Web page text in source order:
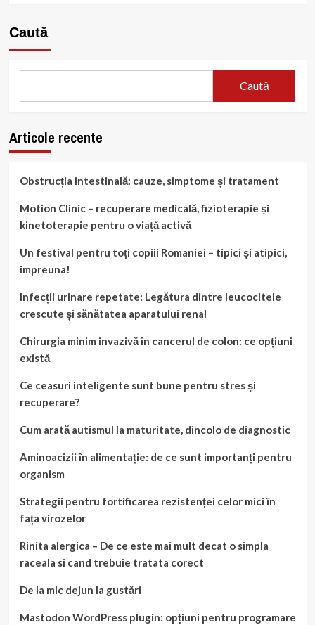
Caută
Caută
Articole recente
Obstrucția intestinală: cauze, simptome și tratament
Motion Clinic – recuperare medicală, fizioterapie și
kinetoterapie pentru o viață activă
Un festival pentru toți copiii Romaniei – tipici și atipici,
impreuna!
Infecții urinare repetate: Legătura dintre leucocitele
crescute și sănătatea aparatului renal
Chirurgia minim invazivă în cancerul de colon: ce opțiuni
există
Ce ceasuri inteligente sunt bune pentru stres și
recuperare?
Cum arată autismul la maturitate, dincolo de diagnostic
Aminoacizii în alimentație: de ce sunt importanți pentru
organism
Strategii pentru fortificarea rezistenței celor mici în
fața virozelor
Rinita alergica – De ce este mai mult decat o simpla
raceala si cand trebuie tratata corect
De la mic dejun la gustări
Mastodon WordPress plugin: opțiuni pentru programare